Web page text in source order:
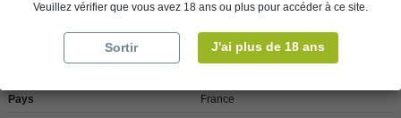
Détails du produit
Pays France
Veuillez vérifier que vous avez 18 ans ou plus pour accéder à ce site.
Sortir J'ai plus de 18 ans